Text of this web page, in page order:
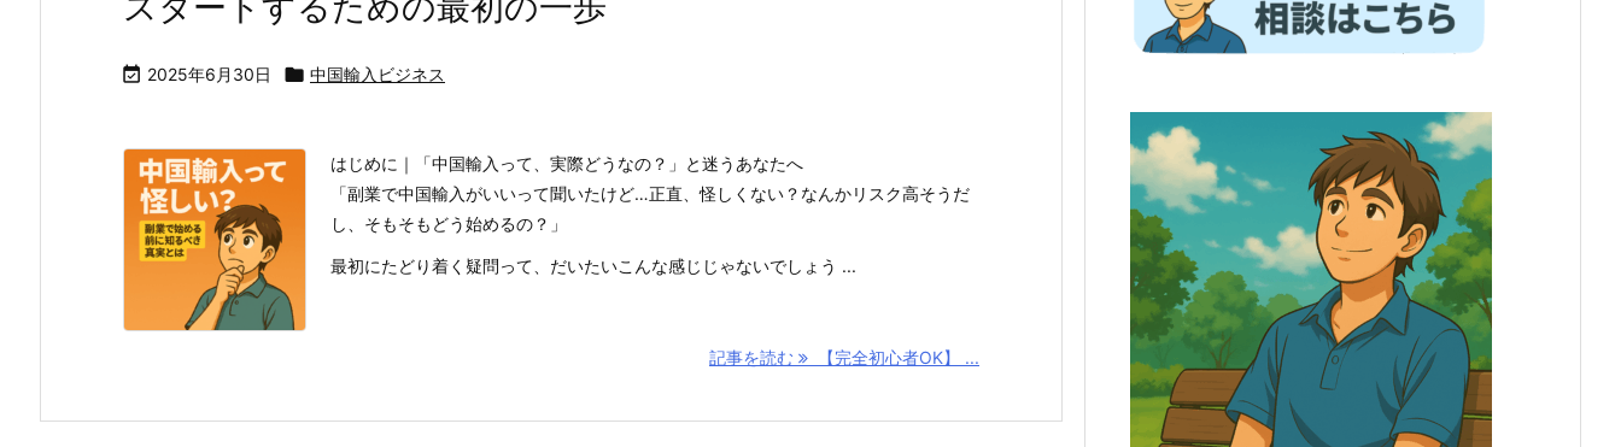
 2025年6月30日  中国輸入ビジネス
はじめに｜「中国輸入って、実際どうなの？」と迷うあなたへ
「副業で中国輸入がいいって聞いたけど…正直、怪しくない？なんかリスク高そうだ
し、そもそもどう始めるの？」
最初にたどり着く疑問って、だいたいこんな感じじゃないでしょう ...
記事を読む 【完全初心者OK】 ...